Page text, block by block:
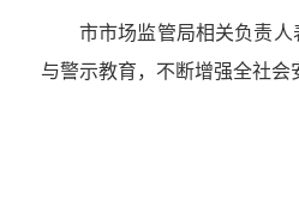
市市场监管局相关负责
与警示教育，不断增强全社会